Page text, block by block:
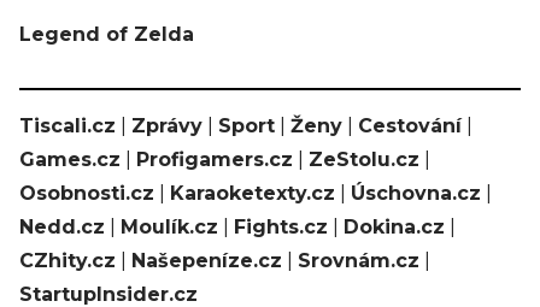
Legend of Zelda
Tiscali.cz Zprávy Sport Ženy Cestování|
Games.cz
Profigamers.cz ZeStolu.cz
Osobnosti.cz
Karaoketexty.cz Úschovna.cz
Nedd.cz
Moulík.cz Fights.cz Dokina.cz
CZhity.cz
Našepeníze.cz Srovnám.cz
StartupInsider.cz